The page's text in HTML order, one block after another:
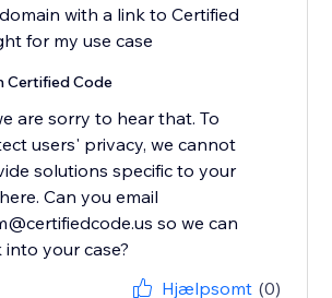
with a link to Certified
for my use case
Certified Code
are sorry to hear that. To
users' privacy, we cannot
solutions specific to your
Can you email
so we can
into your case?
Hjælpsomt (0)